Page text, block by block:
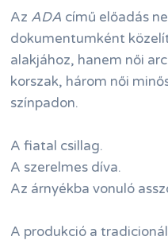
Az ADA című előadás
dokumentumként
alakjához, hanem női
korszak, három női
színpadon.
A fiatal csillag.
A szerelmes díva.
Az árnyékba vonuló
A produkció a